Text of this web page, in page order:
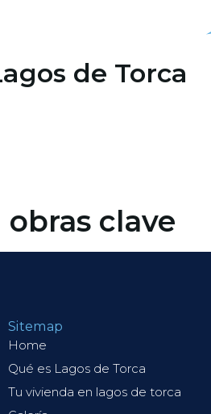
de Torca
clave
Sitemap
Home
Qué es Lagos de Torca
Tu vivienda en lagos de torca